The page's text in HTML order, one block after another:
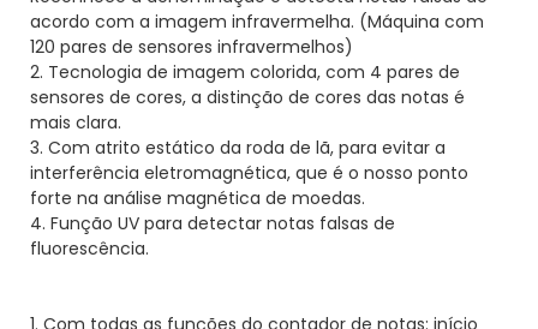
acordo com a imagem infravermelha. (Máquina com
120 pares de sensores infravermelhos)
2. Tecnologia de imagem colorida, com 4 pares de
sensores de cores, a distinção de cores das notas é
mais clara.
3. Com atrito estático da roda de lã, para evitar a
interferência eletromagnética, que é o nosso ponto
forte na análise magnética de moedas.
4. Função UV para detectar notas falsas de
fluorescência.
1. Com todas as funções do contador de notas: início